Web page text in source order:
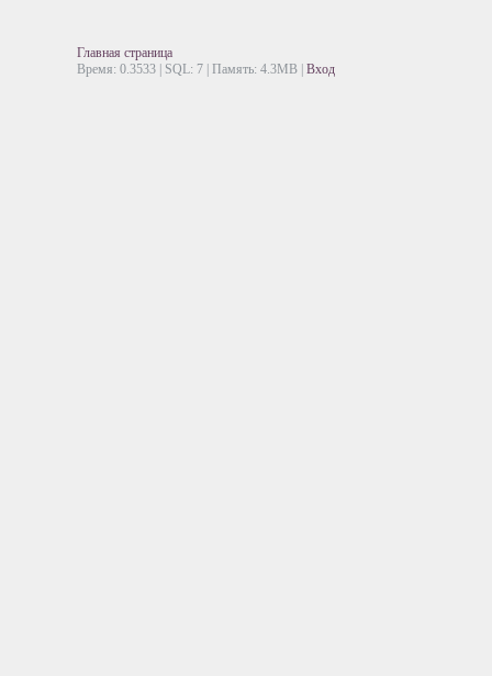
Главная страница
Время: 0.3533 | SQL: 7 | Память: 4.3MB Вход